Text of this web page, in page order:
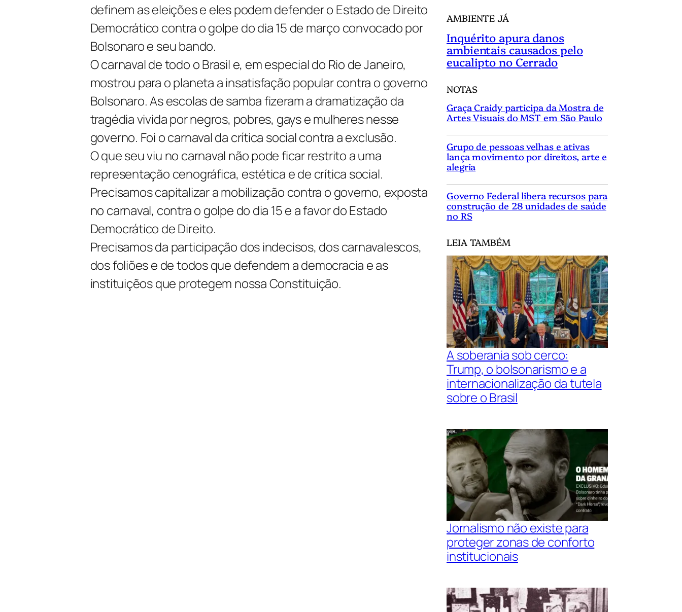
definem as eleições e eles podem defender o Estado de Direito
Democrático contra o golpe do dia 15 de março convocado por
Bolsonaro e seu bando.
O carnaval de todo o Brasil e, em especial do Rio de Janeiro,
mostrou para o planeta a insatisfação popular contra o governo
Bolsonaro. As escolas de samba fizeram a dramatização da
tragédia vivida por negros, pobres, gays e mulheres nesse
governo. Foi o carnaval da crítica social contra a exclusão.
O que seu viu no carnaval não pode ficar restrito a uma
representação cenográfica, estética e de crítica social.
Precisamos capitalizar a mobilização contra o governo, exposta
no carnaval, contra o golpe do dia 15 e a favor do Estado
Democrático de Direito.
Precisamos da participação dos indecisos, dos carnavalescos,
dos foliões e de todos que defendem a democracia e as
instituiçẽos que protegem nossa Constituição.
AMBIENTE JÁ
Inquérito apura danos
ambientais causados pelo
eucalipto no Cerrado
NOTAS
Graça Craidy participa da Mostra de
Artes Visuais do MST em São Paulo
Grupo de pessoas velhas e ativas
lança movimento por direitos, arte e
alegria
Governo Federal libera recursos para
construção de 28 unidades de saúde
no RS
LEIA TAMBÉM
A soberania sob cerco:
Trump, o bolsonarismo e a
internacionalização da tutela
sobre o Brasil
Jornalismo não existe para
proteger zonas de conforto
institucionais